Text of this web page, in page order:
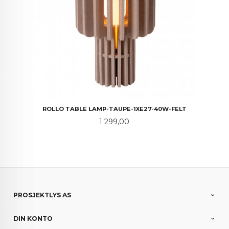
ROLLO TABLE LAMP-TAUPE-1XE27-40W-FELT
Pris
1 299,00
PROSJEKTLYS AS
DIN KONTO